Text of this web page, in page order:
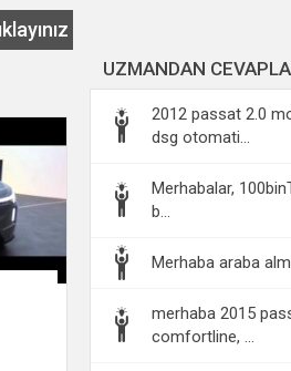
UZMANDAN
2012 passat 2.0
dsg otomati...
Merhabalar,
b...
Merhaba araba
merhaba 2015
comfortline, ...